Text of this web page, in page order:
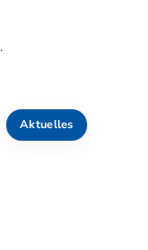
.
Aktuelles